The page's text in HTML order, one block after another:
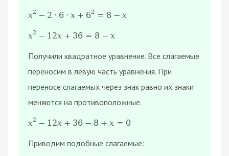
х2 − 2 · 6 · х + 62 = 8 − х
х2 − 12х + 36 = 8 − х
Получили квадратное уравнение. Все слагаемые
переносим в левую часть уравнения. При
переносе слагаемых через знак равно их знаки
меняются на противоположные.
х2 − 12х + 36 − 8 + х = 0
Приводим подобные слагаемые: